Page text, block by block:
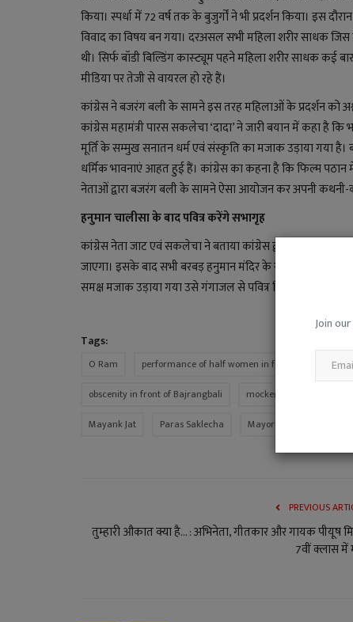
Join
किया। स्पर्धा में 72 वर्ष तक के बुजुर्गों ने भी प्रदर्शन किया। इस
विवाद का विषय बन गया। दरअसल सभी महिला शरीर साधक
थी। सिर्फ बॉडी बिल्डिंग कास्ट्यूम पहने महिला शरीर साधक
मीडिया पर तेजी से वायरल हो रहे हैं।
कांग्रेस ने बजरंग बली के सामने इस तरह महिलाओं के प्रदर्शन को
कांग्रेस महामंत्री पारस सकलेचा ‘दादा’ ने जारी बयान में कहा है कि
मूर्ति के सम्मुख सनातन धर्म एवं संस्कृति का मजाक उड़ाया गया है।
धर्मिक भावनाएं आहत हुई हैं। कांग्रेस का कहना है कि फिल्म पठान
नेताओं द्वारा बजरंग बली के सामने ऐसा आयोजन कर अपनी कथनी-
हनुमान चालीसा के बाद पवित्र करेंगे सभागृह
कांग्रेस नेता जाट एवं सकलेचा ने बताया कांग्रेस द्वारा सोमवार को
जाएगा। इसके बाद सभी बरबड़ हनुमान मंदिर के सामने स्थित
समक्ष मजाक उड़ाया गया उसे गंगाजल से पवित्र किया जाएगा। इस
Tags:
O Ram performance of half women in front of Bajrangbali
obscenity in front of Bajrangbali
mockery of Gangajal
Mayank Jat
Paras Saklecha Mayor Prahlad Patel
PREVIOUS
तुम्हारी औकात क्या है... : अभिनेता, गीतकार और गायक पीयूष
7वीं क्लास में